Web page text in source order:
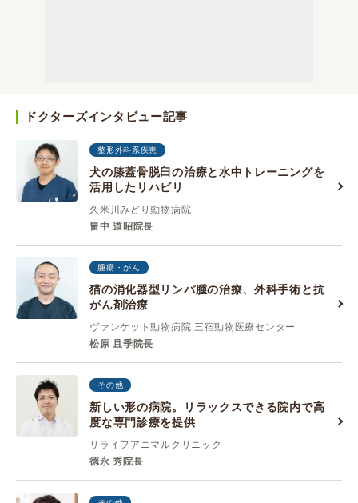
ドクターズインタビュー記事
整形外科系疾患
犬の膝蓋骨脱臼の治療と水中トレーニングを
活用したリハビリ
久米川みどり動物病院
畠中 道昭院長
腫瘍・がん
猫の消化器型リンパ腫の治療、外科手術と抗
がん剤治療
ヴァンケット動物病院 三宿動物医療センター
松原 且季院長
その他
新しい形の病院。リラックスできる院内で高
度な専門診療を提供
リライフアニマルクリニック
徳永 秀院長